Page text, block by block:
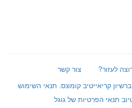
לעזור?
צור קשר
קריאייטיב קומונס. תנאי השימוש
תנאי הפרטיות של גוגל